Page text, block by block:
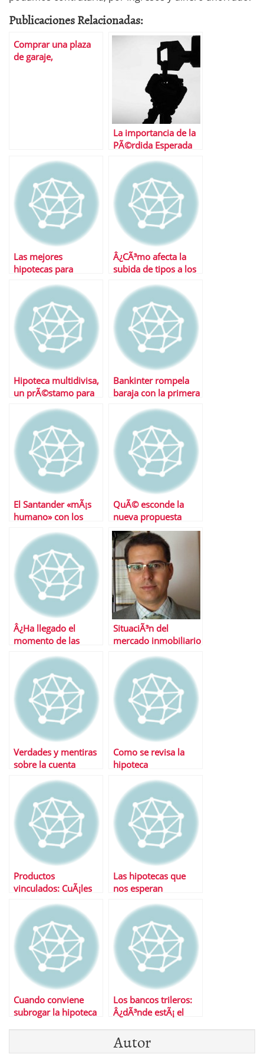
Publicaciones Relacionadas:
Comprar una plaza
de garaje,
La importancia de la
PÃ©rdida Esperada
Las mejores
hipotecas para
Â¿CÃ³mo afecta la
subida de tipos a los
Hipoteca multidivisa,
un prÃ©stamo para
Bankinter rompela
baraja con la primera
de pago
El Santander «mÃ¡s
humano» con los
QuÃ© esconde la
nueva propuesta
hipotecaria de
Santander
Â¿Ha llegado el
momento de las
Estas son las mejores
SituaciÃ³n del
mercado inmobiliario
independientemente
del tipo IVA
Verdades y mentiras
sobre la cuenta
Como se revisa la
hipoteca
Productos
vinculados: CuÃ¡les
Las hipotecas que
nos esperan
Cuando conviene
subrogar la hipoteca
Los bancos trileros:
Â¿dÃ³nde estÃ¡ el
Autor